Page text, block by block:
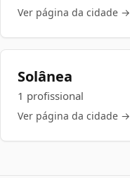
Ver página da cidade →
Solânea
1 profissional
Ver página da cidade →